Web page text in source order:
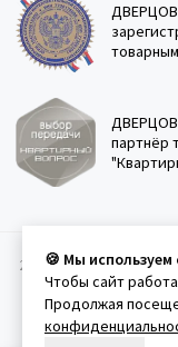
партнёр
2011-2026 © Дверцов.
🍪 Мы используем
Чтобы сайт
Продолжая